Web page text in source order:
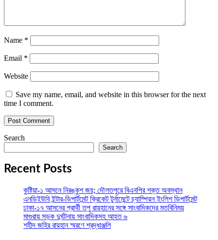
Name *
Email *
Website
Save my name, email, and website in this browser for the next
time I comment.
Search
Search
Recent Posts
কুষ্টিয়া-১ আসনে নিরঙ্কুশ জয়; দৌলতপুরে বিএনপির শক্ত অবস্থান
এনডিইউবি ইন্টার-ডিপার্টমেন্ট ক্রিকেট টুর্নামেন্টে চ্যাম্পিয়ন ইংলিশ ডিপার্টমেন্ট
ঢাকা-১৭ আসনের প্রার্থী তপু রায়হানের সঙ্গে সাংবাদিকদের মতবিনিময়
মাগুরায় সড়ক দুর্ঘটনায় সাংবাদিকসহ আহত ৬
শহীদ জহির রায়হান স্মরণে শ্রদ্ধাঞ্জলি